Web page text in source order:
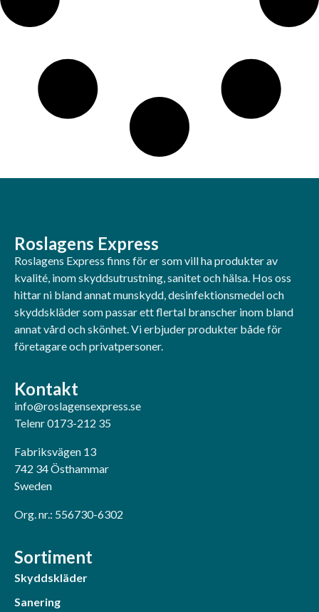
Roslagens Express
Roslagens Express finns för er som vill ha produkter av
kvalité, inom skyddsutrustning, sanitet och hälsa. Hos oss
hittar ni bland annat munskydd, desinfektionsmedel och
skyddskläder som passar ett flertal branscher inom bland
annat vård och skönhet. Vi erbjuder produkter både för
företagare och privatpersoner.
Kontakt
info@roslagensexpress.se
Telenr 0173-212 35
Fabriksvägen 13
742 34 Östhammar
Sweden
Org. nr.: 556730-6302
Sortiment
Skyddskläder
Sanering